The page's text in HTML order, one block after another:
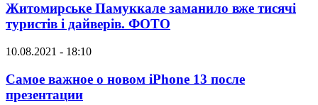
Житомирське Памуккале заманило вже тисячі
туристів і дайверів. ФОТО
10.08.2021 - 18:10
Самое важное о новом iPhone 13 после
презентации